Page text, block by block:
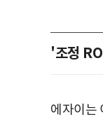
'조정
에자이는